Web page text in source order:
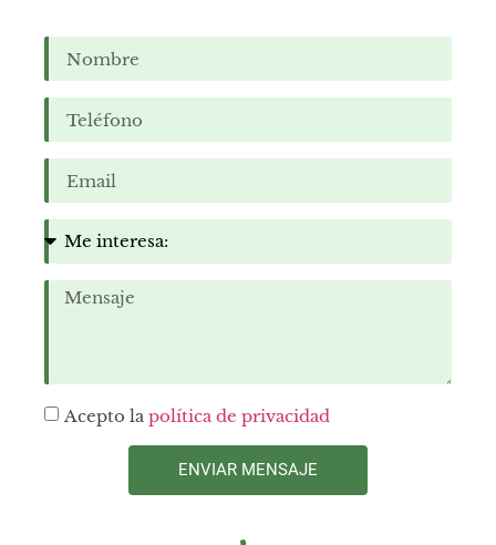
Acepto la política de privacidad
ENVIAR MENSAJE